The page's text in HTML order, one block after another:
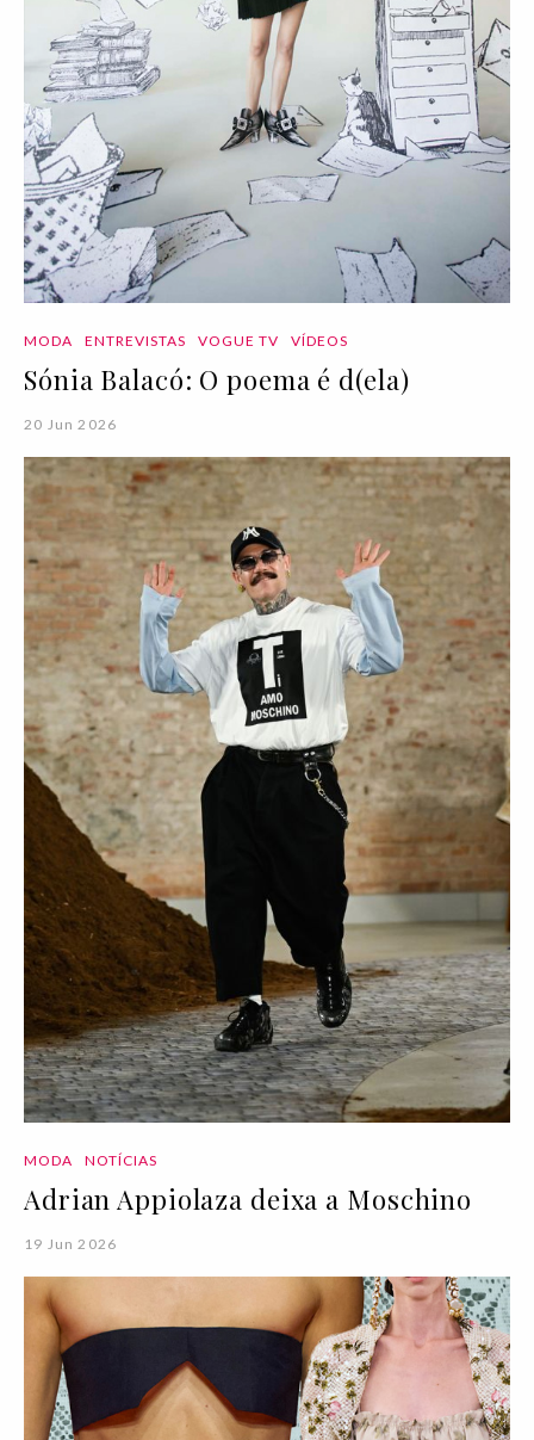
MODA ENTREVISTAS VOGUE TV VÍDEOS
Sónia Balacó: O poema é d(ela)
20 Jun 2026
MODA NOTÍCIAS
Adrian Appiolaza deixa a Moschino
19 Jun 2026